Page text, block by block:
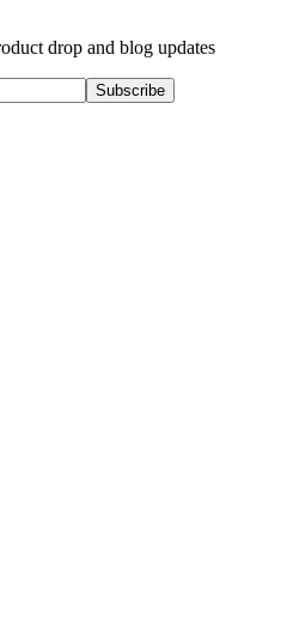
drop and blog updates
Subscribe